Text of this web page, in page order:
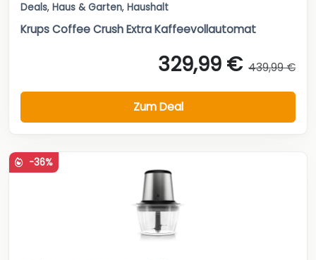
Deals, Haus & Garten, Haushalt
Krups Coffee Crush Extra Kaffeevollautomat
329,99 € 439,99 €
Zum Deal
-36%